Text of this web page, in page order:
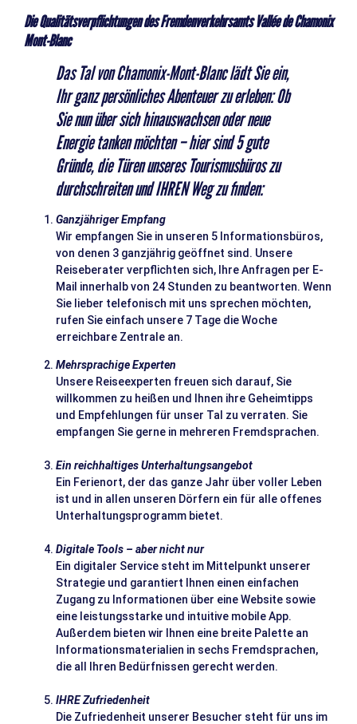
Die Qualitätsverpflichtungen des Fremdenverkehrsamts Vallée de Chamonix
Mont-Blanc
Das Tal von Chamonix-Mont-Blanc lädt Sie ein,
Ihr ganz persönliches Abenteuer zu erleben: Ob
Sie nun über sich hinauswachsen oder neue
Energie tanken möchten – hier sind 5 gute
Gründe, die Türen unseres Tourismusbüros zu
durchschreiten und IHREN Weg zu finden:
Ganzjähriger Empfang
Wir empfangen Sie in unseren 5 Informationsbüros,
von denen 3 ganzjährig geöffnet sind. Unsere
Reiseberater verpflichten sich, Ihre Anfragen per E-
Mail innerhalb von 24 Stunden zu beantworten. Wenn
Sie lieber telefonisch mit uns sprechen möchten,
rufen Sie einfach unsere 7 Tage die Woche
erreichbare Zentrale an.
Mehrsprachige Experten
Unsere Reiseexperten freuen sich darauf, Sie
willkommen zu heißen und Ihnen ihre Geheimtipps
und Empfehlungen für unser Tal zu verraten. Sie
empfangen Sie gerne in mehreren Fremdsprachen.
Ein reichhaltiges Unterhaltungsangebot
Ein Ferienort, der das ganze Jahr über voller Leben
ist und in allen unseren Dörfern ein für alle offenes
Unterhaltungsprogramm bietet.
Digitale Tools – aber nicht nur
Ein digitaler Service steht im Mittelpunkt unserer
Strategie und garantiert Ihnen einen einfachen
Zugang zu Informationen über eine Website sowie
eine leistungsstarke und intuitive mobile App.
Außerdem bieten wir Ihnen eine breite Palette an
Informationsmaterialien in sechs Fremdsprachen,
die all Ihren Bedürfnissen gerecht werden.
IHRE Zufriedenheit
Die Zufriedenheit unserer Besucher steht für uns im